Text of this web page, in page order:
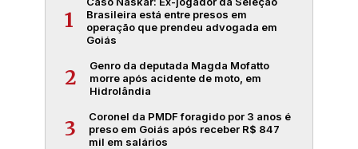
1
Brasileira está entre presos em
operação que prendeu advogada em
Goiás
2
Genro da deputada Magda Mofatto
morre após acidente de moto, em
Hidrolândia
3
Coronel da PMDF foragido por 3 anos é
preso em Goiás após receber R$ 847
mil em salários